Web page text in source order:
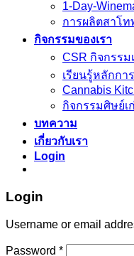
1-Day-
การผลิตสาโท
กิจกรรมของเรา
CSR กิจกรรม
เรียนรู้หลักกา
Cannabis
กิจกรรมศิษย์เ
บทความ
เกี่ยวกับเรา
Login
Login
Username or email
Password *